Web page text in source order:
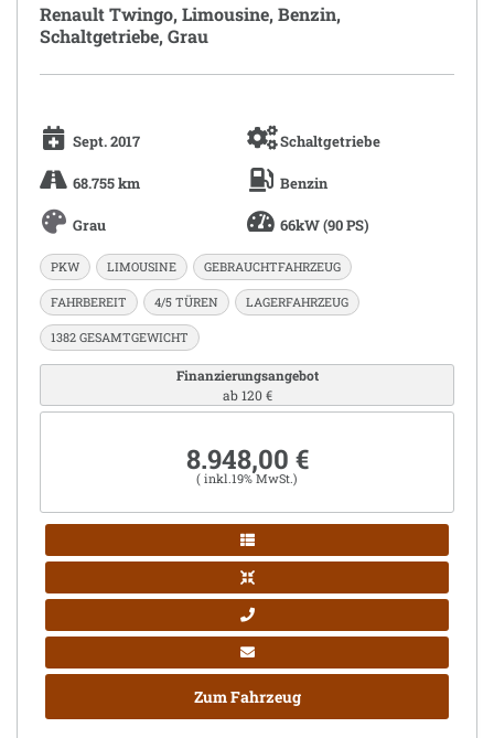
Renault Twingo, Limousine, Benzin,
Schaltgetriebe, Grau
Sept. 2017 Schaltgetriebe
68.755 km Benzin
Grau 66kW (90 PS)
PKW LIMOUSINE GEBRAUCHTFAHRZEUG
FAHRBEREIT 4/5 TÜREN LAGERFAHRZEUG
1382 GESAMTGEWICHT
Finanzierungsangebot
ab 120 €
8.948,00 €
( inkl.19% MwSt.)
Zum Fahrzeug